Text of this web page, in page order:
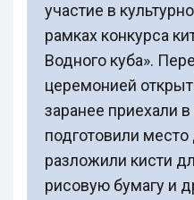
участие в
рамках конкурса
Водного куба».
церемонией
заранее приехали
подготовили
разложили кисти
рисовую бумагу и